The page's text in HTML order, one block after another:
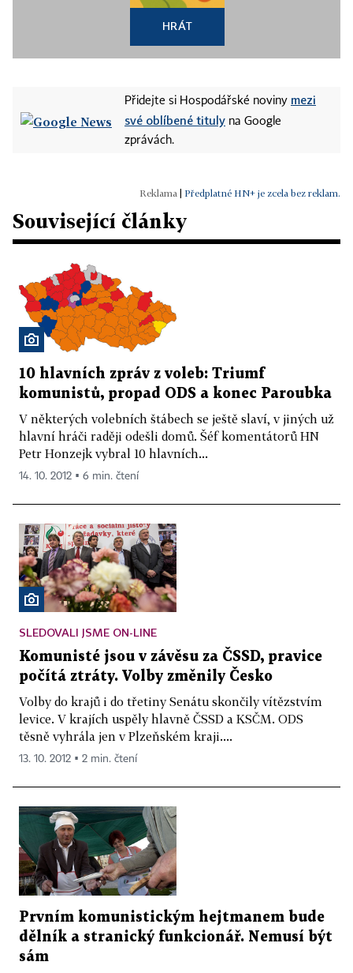
HRÁT
Přidejte si Hospodářské noviny mezi
své oblíbené tituly na Google
zprávách.
Předplatné HN+ je zcela bez reklam.
Související články
10 hlavních zpráv z voleb: Triumf
komunistů, propad ODS a konec Paroubka
V některých volebních štábech se ještě slaví, v jiných už
hlavní hráči raději odešli domů. Šéf komentátorů HN
Petr Honzejk vybral 10 hlavních...
14. 10. 2012 ▪ 6 min. čtení
SLEDOVALI JSME ON-LINE
Komunisté jsou v závěsu za ČSSD, pravice
počítá ztráty. Volby změnily Česko
Volby do krajů i do třetiny Senátu skončily vítězstvím
levice. V krajích uspěly hlavně ČSSD a KSČM. ODS
těsně vyhrála jen v Plzeňském kraji....
13. 10. 2012 ▪ 2 min. čtení
Prvním komunistickým hejtmanem bude
dělník a stranický funkcionář. Nemusí být
sám